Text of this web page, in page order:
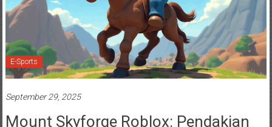
E-Sports
September 29, 2025
Mount Skyforge Roblox: Pendakian